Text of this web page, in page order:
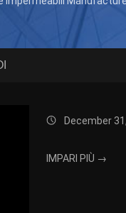
December
IMPARI PIÙ →